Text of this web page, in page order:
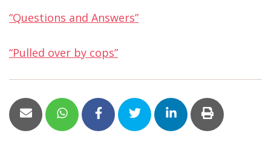
“Questions and Answers”
“Pulled over by cops”